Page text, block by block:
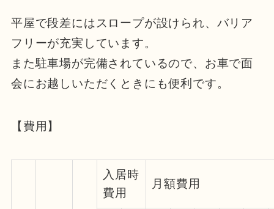
平屋で段差にはスロープが設けられ、バリア
フリーが充実しています。
また駐車場が完備されているので、お車で面
会にお越しいただくときにも便利です。
【費用】
入居時
費用
月額費用